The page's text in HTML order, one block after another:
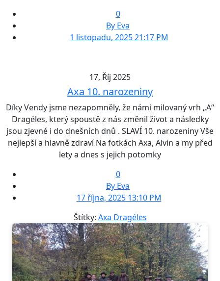
0
By Eva
1 listopadu, 2025 21:17 PM
17, Říj 2025
Axa 10. narozeniny
Díky Vendy jsme nezapomněly, že námi milovaný vrh „A“
Dragéles, který spoustě z nás změnil život a následky
jsou zjevné i do dnešních dnů . SLAVÍ 10. narozeniny Vše
nejlepší a hlavně zdraví Na fotkách Axa, Alvin a my před
lety a dnes s jejich potomky
0
By Eva
17 října, 2025 13:10 PM
Štítky: Axa Dragéles